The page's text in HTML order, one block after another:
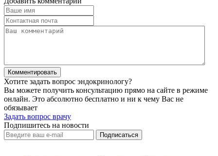
Хотите задать вопрос эндокринологу?
Вы можете получить консультацию прямо на сайте в режиме
онлайн. Это абсолютно бесплатно и ни к чему Вас не
обязывает
Задать вопрос врачу
Подпишитесь на новости